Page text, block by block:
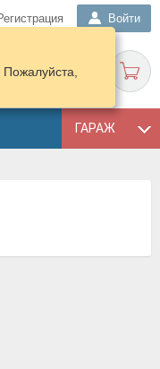
Войти
ГАРАЖ